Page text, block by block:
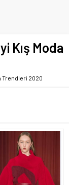
Kış Moda
Trendleri 2020